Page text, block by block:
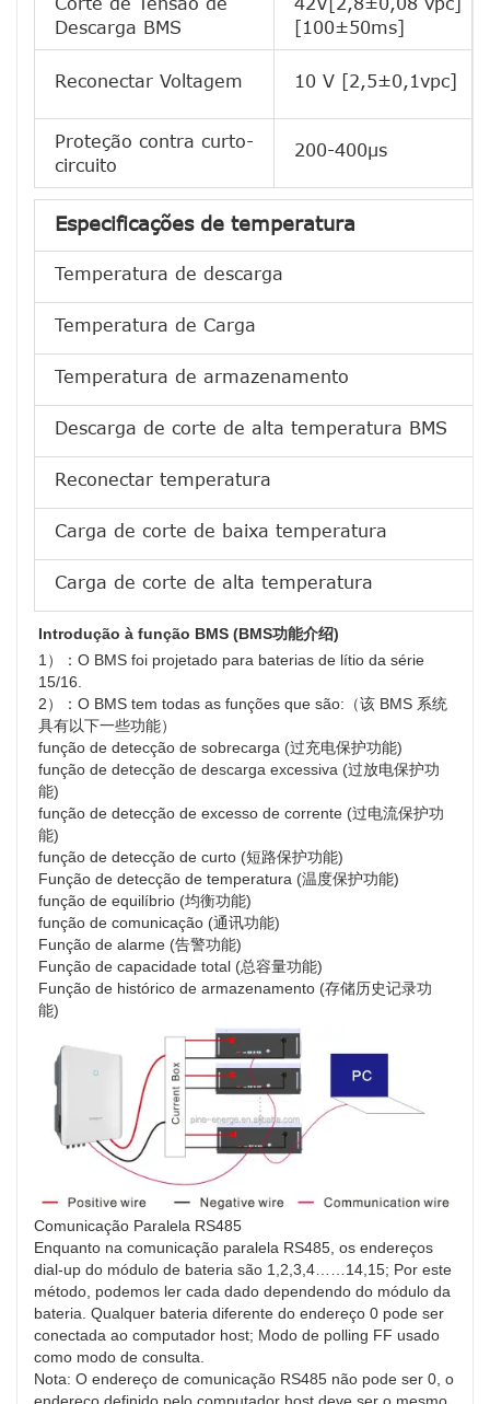
Descarga BMS
[100±50ms]
Reconectar Voltagem 10 V [2,5±0,1vpc]
Proteção contra curto-
circuito
200-400μs
Especificações de temperatura
Temperatura de descarga
Temperatura de Carga
Temperatura de armazenamento
Descarga de corte de alta temperatura BMS
Reconectar temperatura
Carga de corte de baixa temperatura
Carga de corte de alta temperatura
Introdução à função BMS (BMS功能介绍)
1）：O BMS foi projetado para baterias de lítio da série
15/16.
2）：O BMS tem todas as funções que são:（该 BMS 系统
具有以下一些功能）
função de detecção de sobrecarga (过充电保护功能)
função de detecção de descarga excessiva (过放电保护功
能)
função de detecção de excesso de corrente (过电流保护功
能)
função de detecção de curto (短路保护功能)
Função de detecção de temperatura (温度保护功能)
função de equilíbrio (均衡功能)
função de comunicação (通讯功能)
Função de alarme (告警功能)
Função de capacidade total (总容量功能)
Função de histórico de armazenamento (存储历史记录功
能)
Comunicação Paralela RS485
Enquanto na comunicação paralela RS485, os endereços
dial-up do módulo de bateria são 1,2,3,4……14,15; Por este
método, podemos ler cada dado dependendo do módulo da
bateria. Qualquer bateria diferente do endereço 0 pode ser
conectada ao computador host; Modo de polling FF usado
como modo de consulta.
Nota: O endereço de comunicação RS485 não pode ser 0, o